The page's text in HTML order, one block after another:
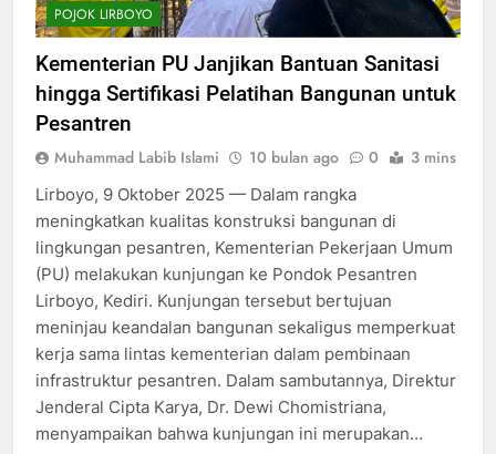
POJOK LIRBOYO
Kementerian PU Janjikan Bantuan Sanitasi
hingga Sertifikasi Pelatihan Bangunan untuk
Pesantren
Muhammad Labib Islami 10 bulan ago 0 3 mins
Lirboyo, 9 Oktober 2025 — Dalam rangka
meningkatkan kualitas konstruksi bangunan di
lingkungan pesantren, Kementerian Pekerjaan Umum
(PU) melakukan kunjungan ke Pondok Pesantren
Lirboyo, Kediri. Kunjungan tersebut bertujuan
meninjau keandalan bangunan sekaligus memperkuat
kerja sama lintas kementerian dalam pembinaan
infrastruktur pesantren. Dalam sambutannya, Direktur
Jenderal Cipta Karya, Dr. Dewi Chomistriana,
menyampaikan bahwa kunjungan ini merupakan…